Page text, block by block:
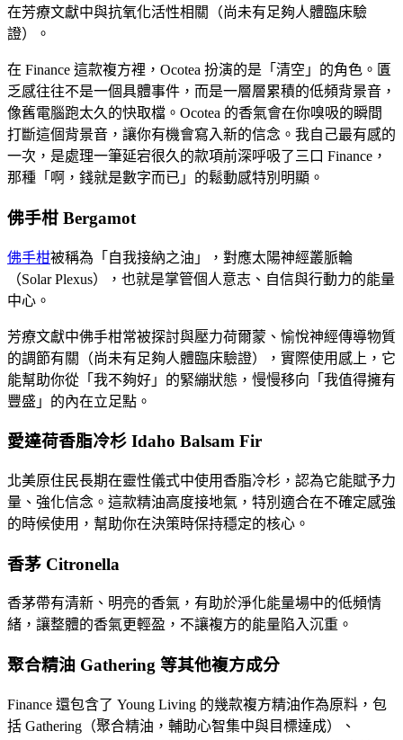
在芳療文獻中與抗氧化活性相關（尚未有足夠人體臨床驗
證）。
在 Finance 這款複方裡，Ocotea 扮演的是「清空」的角色。匱
乏感往往不是一個具體事件，而是一層層累積的低頻背景音，
像舊電腦跑太久的快取檔。Ocotea 的香氣會在你嗅吸的瞬間
打斷這個背景音，讓你有機會寫入新的信念。我自己最有感的
一次，是處理一筆延宕很久的款項前深呼吸了三口 Finance，
那種「啊，錢就是數字而已」的鬆動感特別明顯。
佛手柑 Bergamot
佛手柑被稱為「自我接納之油」，對應太陽神經叢脈輪
（Solar Plexus），也就是掌管個人意志、自信與行動力的能量
中心。
芳療文獻中佛手柑常被探討與壓力荷爾蒙、愉悅神經傳導物質
的調節有關（尚未有足夠人體臨床驗證），實際使用感上，它
能幫助你從「我不夠好」的緊繃狀態，慢慢移向「我值得擁有
豐盛」的內在立足點。
愛達荷香脂冷杉 Idaho Balsam Fir
北美原住民長期在靈性儀式中使用香脂冷杉，認為它能賦予力
量、強化信念。這款精油高度接地氣，特別適合在不確定感強
的時候使用，幫助你在決策時保持穩定的核心。
香茅 Citronella
香茅帶有清新、明亮的香氣，有助於淨化能量場中的低頻情
緒，讓整體的香氣更輕盈，不讓複方的能量陷入沉重。
聚合精油 Gathering 等其他複方成分
Finance 還包含了 Young Living 的幾款複方精油作為原料，包
括 Gathering（聚合精油，輔助心智集中與目標達成）、